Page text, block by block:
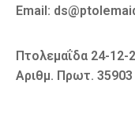
Email:
Πτολεμαΐδα 24-12-
Αριθμ. Πρωτ. 35903